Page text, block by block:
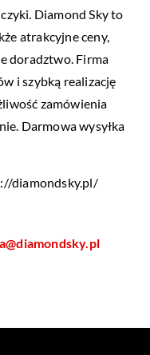
Diamond Sky to
atrakcyjne ceny,
doradztwo. Firma
i szybką realizację
zamówienia
Darmowa wysyłka
diamondsky.pl/